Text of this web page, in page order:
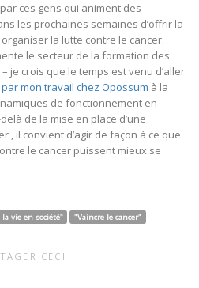
ces gens qui animent des
les prochaines semaines d’offrir la
la lutte contre le cancer.
le secteur de la formation des
– je crois que le temps est venu d’aller
par mon travail chez Opossum à la
de fonctionnement en
de la mise en place d’une
, il convient d’agir de façon à ce que
le cancer puissent mieux se
la vie en société" "Vaincre le cancer"
CECI